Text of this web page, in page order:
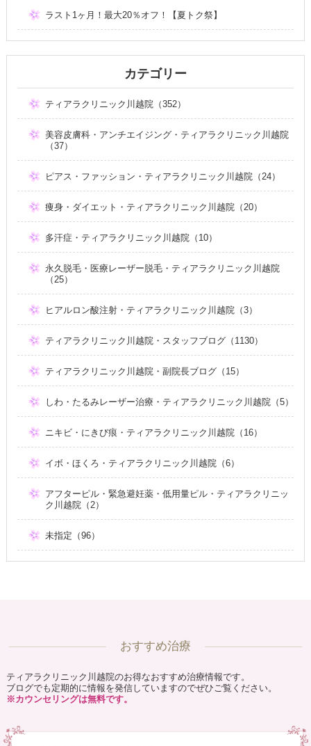
ラスト1ヶ月！最大20％オフ！【夏トク祭】
カテゴリー
ティアラクリニック川越院（352）
美容皮膚科・アンチエイジング・ティアラクリニック川越院
（37）
ピアス・ファッション・ティアラクリニック川越院（24）
痩身・ダイエット・ティアラクリニック川越院（20）
多汗症・ティアラクリニック川越院（10）
永久脱毛・医療レーザー脱毛・ティアラクリニック川越院
（25）
ヒアルロン酸注射・ティアラクリニック川越院（3）
ティアラクリニック川越院・スタッフブログ（1130）
ティアラクリニック川越院・副院長ブログ（15）
しわ・たるみレーザー治療・ティアラクリニック川越院（5）
ニキビ・にきび痕・ティアラクリニック川越院（16）
イボ・ほくろ・ティアラクリニック川越院（6）
アフターピル・緊急避妊薬・低用量ピル・ティアラクリニッ
ク川越院（2）
未指定（96）
おすすめ治療
ティアラクリニック川越院のお得なおすすめ治療情報です。
ブログでも定期的に情報を発信していますのでぜひご覧ください。
※カウンセリングは無料です。